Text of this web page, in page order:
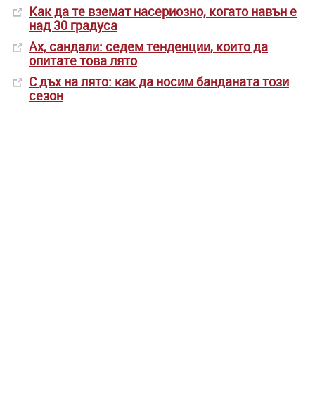
Как да те вземат насериозно, когато навън е
над 30 градуса
Ах, сандали: седем тенденции, които да
опитате това лято
С дъх на лято: как да носим банданата този
сезон